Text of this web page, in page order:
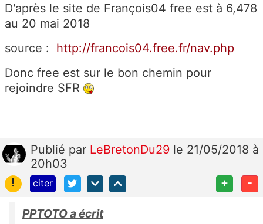
D'après le site de François04 free est à 6,478
au 20 mai 2018
source :
http://francois04.free.fr/nav.php
Donc free est sur le bon chemin pour
rejoindre SFR
Publié par LeBretonDu29 le 21/05/2018 à
20h03
!
citer + -
PPTOTO a écrit